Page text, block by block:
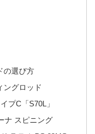
の選び方
ングロッド
プC「S70L」
ナ スピニング